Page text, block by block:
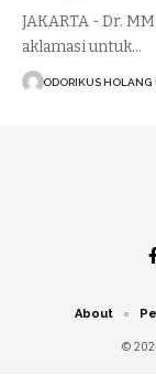
JAKARTA - Dr.
aklamasi untuk…
ODORIKUS HOLANG
©
About